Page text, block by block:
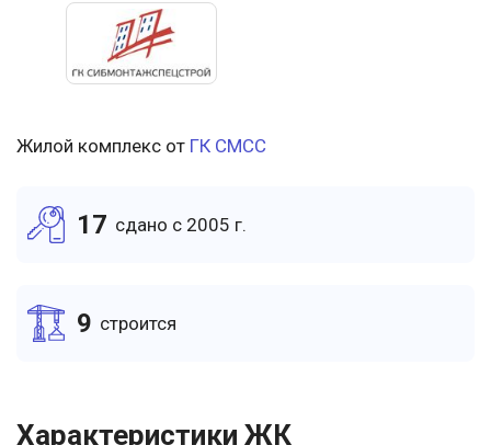
Жилой комплекс от ГК СМСС
17 cдано c 2005 г.
9 cтроится
Характеристики ЖК